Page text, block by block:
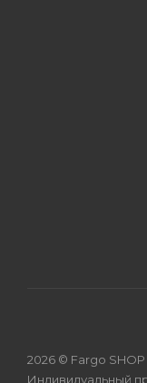
2026 © Fargo
Индивидуальный